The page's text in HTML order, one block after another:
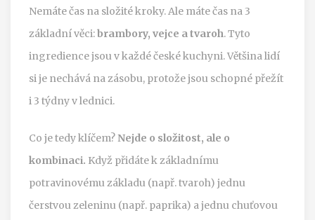
Nemáte čas na složité kroky. Ale máte čas na 3
základní věci:brambory, vejce a tvaroh. Tyto
ingredience jsou v každé české kuchyni. Většina lidí
si je nechává na zásobu, protože jsou schopné přežít
i 3 týdny v lednici.
Co je tedy klíčem?Nejde o složitost, ale o
kombinaci. Když přidáte k základnímu
potravinovému základu (např. tvaroh) jednu
čerstvou zeleninu (např. paprika) a jednu chuťovou